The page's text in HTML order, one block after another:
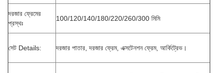
দরজার ফ্রেমের
প্রস্থঃ
100/120/140/180/220/260/300 মিমি
সেট Details: দরজার পাতার, দরজার ফ্রেম, এক্সটেনশন ফ্রেম, আর্কিট্রেভ।